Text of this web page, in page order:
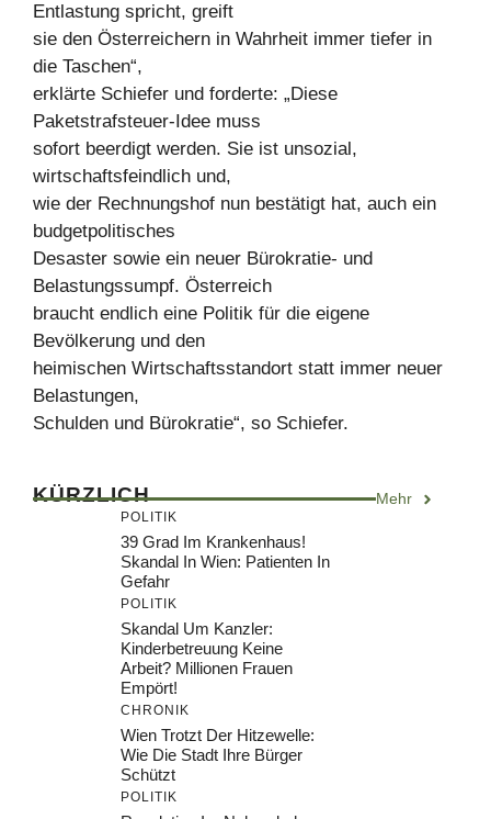
Entlastung spricht, greift
sie den Österreichern in Wahrheit immer tiefer in
die Taschen“,
erklärte Schiefer und forderte: „Diese
Paketstrafsteuer-Idee muss
sofort beerdigt werden. Sie ist unsozial,
wirtschaftsfeindlich und,
wie der Rechnungshof nun bestätigt hat, auch ein
budgetpolitisches
Desaster sowie ein neuer Bürokratie- und
Belastungssumpf. Österreich
braucht endlich eine Politik für die eigene
Bevölkerung und den
heimischen Wirtschaftsstandort statt immer neuer
Belastungen,
Schulden und Bürokratie“, so Schiefer.
KÜRZLICH Mehr
POLITIK
39 Grad Im Krankenhaus!
Skandal In Wien: Patienten In
Gefahr
POLITIK
Skandal Um Kanzler:
Kinderbetreuung Keine
Arbeit? Millionen Frauen
Empört!
CHRONIK
Wien Trotzt Der Hitzewelle:
Wie Die Stadt Ihre Bürger
Schützt
POLITIK